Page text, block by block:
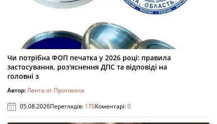
Чи потрібна ФОП печатка у 2026 році: правила
застосування, роз'яснення ДПС та відповіді на
головні з
Автор:Лента от Протокола
05.08.2026Переглядів: 170Коментарі:0